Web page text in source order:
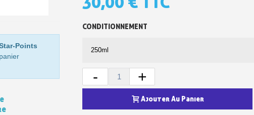
Partagez vos créations et obtenez des bons d'achat
Gagnez des points de fidélité à chaque commande
Livraison sous 24 h en France Métropolitaine
Retour produits sous 14 jours
Points
CONDITIONNEMENT
- +
Ajouter Au Panier